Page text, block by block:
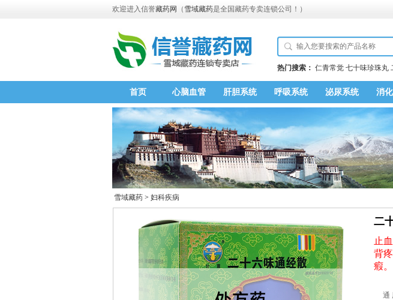
欢迎进入信誉藏药网 （ 雪域藏药是全国藏药专卖连锁公司！）
热门搜索： 仁青常觉 七十味珍珠丸
首页 心脑血管 肝胆系统 呼吸系统 泌尿系统 消
雪域藏药> 妇科疾病
二
止
背
瘕。
通